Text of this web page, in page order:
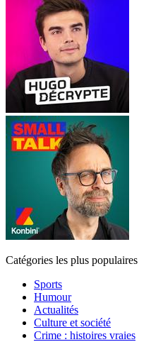
Catégories les plus populaires
Sports
Humour
Actualités
Culture et société
Crime : histoires vraies